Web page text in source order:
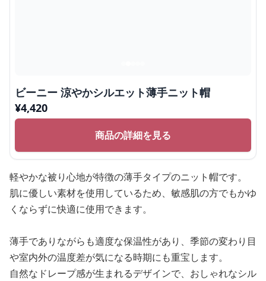
ビーニー 涼やかシルエット薄手ニット帽
¥4,420
商品の詳細を見る
軽やかな被り心地が特徴の薄手タイプのニット帽です。
肌に優しい素材を使用しているため、敏感肌の方でもかゆ
くならずに快適に使用できます。
薄手でありながらも適度な保温性があり、季節の変わり目
や室内外の温度差が気になる時期にも重宝します。
自然なドレープ感が生まれるデザインで、おしゃれなシル